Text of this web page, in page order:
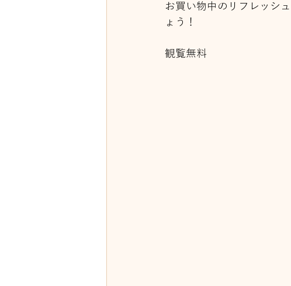
お買い物中のリフレッシ
ょう！
観覧無料